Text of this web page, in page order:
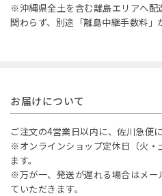
※沖縄県全土を含む離島エリアへ配
関わらず、別途「離島中継手数料」
お届けについて
ご注文の4営業日以内に、佐川急便
※オンラインショップ定休日（火・
ます。
※万が一、発送が遅れる場合はメー
ていただきます。